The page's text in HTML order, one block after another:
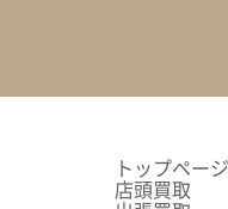
トップページ
店頭買取